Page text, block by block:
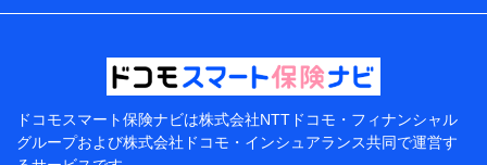
上記に係る案内・手続き・管理等付帯業務を行うため
【当該個人データの管理について責任を有する者の名
称・住所・代表者名】
当該個人データを取り扱う各共同利用者（詳細は次のと
ドコモスマート保険ナビは株式会社NTTドコモ・フィナンシャル
グループおよび株式会社ドコモ・インシュアランス共同で運営す